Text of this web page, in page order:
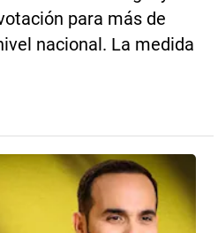
para más de
nacional. La medida